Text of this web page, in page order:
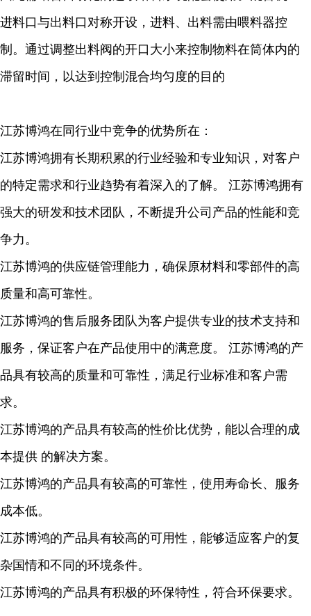
进料口与出料口对称开设，进料、出料需由喂料器控
制。通过调整出料阀的开口大小来控制物料在筒体内的
滞留时间，以达到控制混合均匀度的目的
江苏博鸿在同行业中竞争的优势所在：
江苏博鸿拥有长期积累的行业经验和专业知识，对客户
的特定需求和行业趋势有着深入的了解。 江苏博鸿拥有
强大的研发和技术团队，不断提升公司产品的性能和竞
争力。
江苏博鸿的供应链管理能力，确保原材料和零部件的高
质量和高可靠性。
江苏博鸿的售后服务团队为客户提供专业的技术支持和
服务，保证客户在产品使用中的满意度。 江苏博鸿的产
品具有较高的质量和可靠性，满足行业标准和客户需
求。
江苏博鸿的产品具有较高的性价比优势，能以合理的成
本提供 的解决方案。
江苏博鸿的产品具有较高的可靠性，使用寿命长、服务
成本低。
江苏博鸿的产品具有较高的可用性，能够适应客户的复
杂国情和不同的环境条件。
江苏博鸿的产品具有积极的环保特性，符合环保要求。